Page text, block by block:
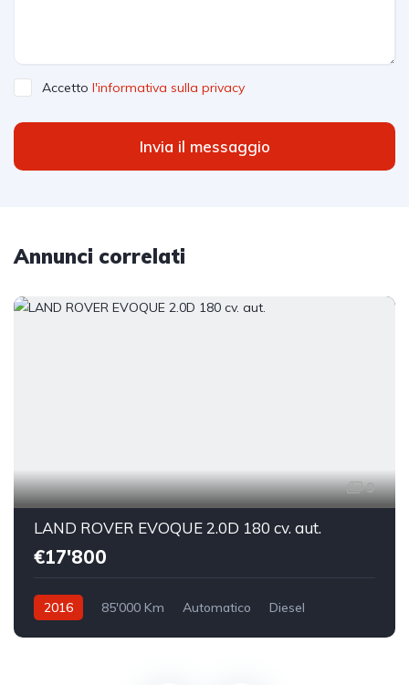
Accetto l'informativa sulla privacy
Invia il messaggio
Annunci correlati
9
LAND ROVER EVOQUE 2.0D 180 cv. aut.
€17'800
2016 85'000 Km Automatico
Diesel